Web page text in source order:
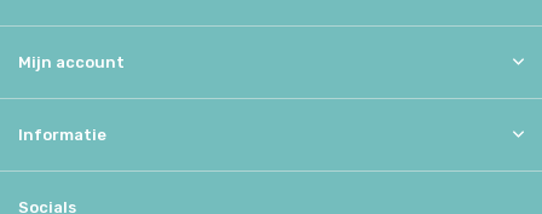
Mijn account
Informatie
Socials